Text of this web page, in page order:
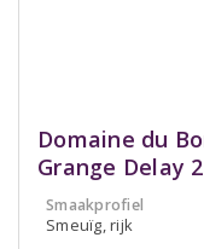
Domaine du
Grange Delay
Smaakprofiel
Smeuïg, rijk